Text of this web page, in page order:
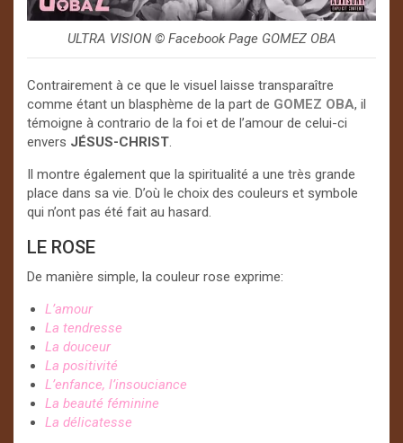
ULTRA VISION © Facebook Page GOMEZ OBA
Contrairement à ce que le visuel laisse transparaître
comme étant un blasphème de la part de GOMEZ OBA, il
témoigne à contrario de la foi et de l’amour de celui-ci
envers JÉSUS-CHRIST.
Il montre également que la spiritualité a une très grande
place dans sa vie. D’où le choix des couleurs et symbole
qui n’ont pas été fait au hasard.
LE ROSE
De manière simple, la couleur rose exprime:
L’amour
La tendresse
La douceur
La positivité
L’enfance, l’insouciance
La beauté féminine
La délicatesse